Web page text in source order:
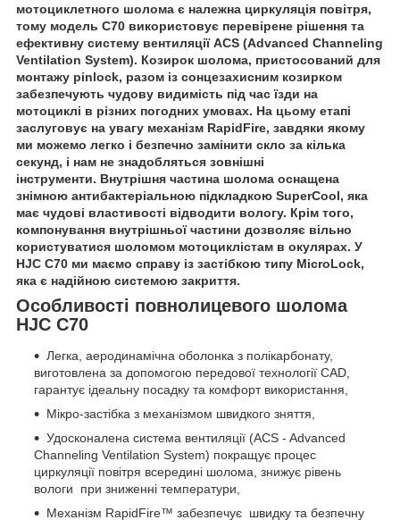
мотоциклетного шолома є належна циркуляція повітря,
тому модель C70 використовує перевірене рішення та
ефективну систему вентиляції ACS (Advanced Channeling
Ventilation System). Козирок шолома, пристосований для
монтажу pinlock, разом із сонцезахисним козирком
забезпечують чудову видимість під час їзди на
мотоциклі в різних погодних умовах. На цьому етапі
заслуговує на увагу механізм RapidFire, завдяки якому
ми можемо легко і безпечно замінити скло за кілька
секунд, і нам не знадобляться зовнішні
інструменти. Внутрішня частина шолома оснащена
знімною антибактеріальною підкладкою SuperCool, яка
має чудові властивості відводити вологу. Крім того,
компонування внутрішньої частини дозволяє вільно
користуватися шоломом мотоциклістам в окулярах. У
HJC C70 ми маємо справу із застібкою типу MicroLock,
яка є надійною системою закриття.
Особливості повнолицевого шолома
HJC C70
Легка, аеродинамічна оболонка з полікарбонату,
виготовлена за допомогою передової технології CAD,
гарантує ідеальну посадку та комфорт використання,
Мікро-застібка з механізмом швидкого зняття,
Удосконалена система вентиляції (ACS - Advanced
Channeling Ventilation System) покращує процес
циркуляції повітря всередині шолома, знижує рівень
вологи при зниженні температури,
Механізм RapidFire™ забезпечує швидку та безпечну